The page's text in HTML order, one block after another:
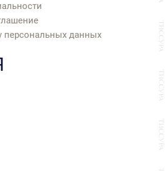
персональных данных